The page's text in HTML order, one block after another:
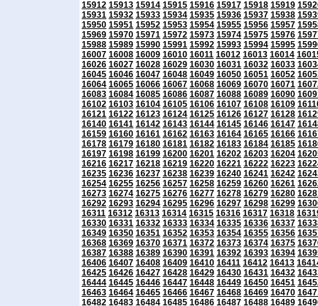
15912 15913 15914 15915 15916 15917 15918 15919
15931 15932 15933 15934 15935 15936 15937 15938
15950 15951 15952 15953 15954 15955 15956 15957
15969 15970 15971 15972 15973 15974 15975 15976
15988 15989 15990 15991 15992 15993 15994 15995
16007 16008 16009 16010 16011 16012 16013 16014
16026 16027 16028 16029 16030 16031 16032 16033
16045 16046 16047 16048 16049 16050 16051 16052
16064 16065 16066 16067 16068 16069 16070 16071
16083 16084 16085 16086 16087 16088 16089 16090
16102 16103 16104 16105 16106 16107 16108 16109
16121 16122 16123 16124 16125 16126 16127 16128
16140 16141 16142 16143 16144 16145 16146 16147
16159 16160 16161 16162 16163 16164 16165 16166
16178 16179 16180 16181 16182 16183 16184 16185
16197 16198 16199 16200 16201 16202 16203 16204
16216 16217 16218 16219 16220 16221 16222 16223
16235 16236 16237 16238 16239 16240 16241 16242
16254 16255 16256 16257 16258 16259 16260 16261
16273 16274 16275 16276 16277 16278 16279 16280
16292 16293 16294 16295 16296 16297 16298 16299
16311 16312 16313 16314 16315 16316 16317 16318
16330 16331 16332 16333 16334 16335 16336 16337
16349 16350 16351 16352 16353 16354 16355 16356
16368 16369 16370 16371 16372 16373 16374 16375
16387 16388 16389 16390 16391 16392 16393 16394
16406 16407 16408 16409 16410 16411 16412 16413
16425 16426 16427 16428 16429 16430 16431 16432
16444 16445 16446 16447 16448 16449 16450 16451
16463 16464 16465 16466 16467 16468 16469 16470
16482 16483 16484 16485 16486 16487 16488 16489